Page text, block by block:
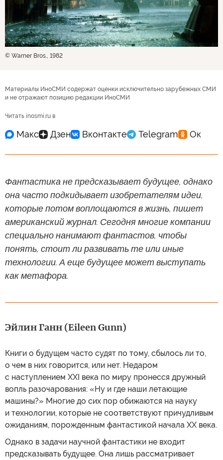
© Warner Bros., 1982
Материалы ИноСМИ содержат оценки исключительно зарубежных СМИ
и не отражают позицию редакции ИноСМИ
Читать inosmi.ru в
Фантастика не предсказывает будущее, однако
она часто подкидывает изобретателям идеи,
которые потом воплощаются в жизнь, пишет
американский журнал. Сегодня многие компании
специально нанимают фантастов, чтобы
понять, стоит ли развивать те или иные
технологии. А еще будущее может выступать
как метафора.
Эйлин Ганн (Eileen Gunn)
Книги о будущем часто судят по тому, сбылось ли то,
о чем в них говорится, или нет. Недаром
с наступлением XXI века по миру пронесся дружный
вопль разочарования: «Ну и где наши летающие
машины?» Многие до сих пор обижаются на науку
и технологии, которые не соответствуют причудливым
ожиданиям, порожденным фантастикой начала XX века.
Однако в задачи научной фантастики не входит
предсказывать будущее. Она лишь рассматривает